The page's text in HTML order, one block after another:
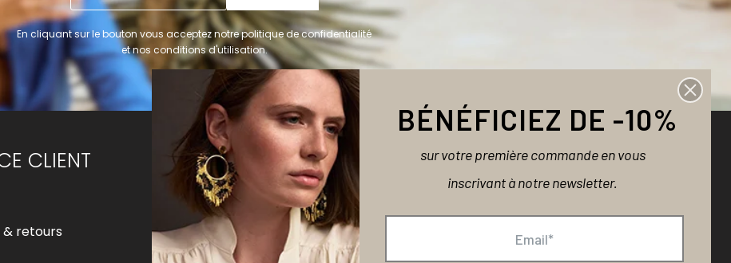
En cliquant sur le bouton vous acceptez notre politique de confidentialité
et nos conditions d'utilisation.
CLIENT
& retours
LA MARQUE
Notre histoire
Notre univers
NOUS CONTACTER
contact@bellemaispasque.com
BÉNÉFICIEZ DE -10%
sur votre première commande en vous
inscrivant à notre newsletter.